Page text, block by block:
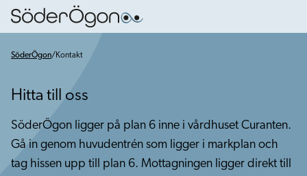
SöderÖgon/Kontakt
Hitta till oss
SöderÖgon ligger på plan 6 inne i vårdhuset Curanten.
Gå in genom huvudentrén som ligger i markplan och
tag hissen upp till plan 6. Mottagningen ligger direkt till